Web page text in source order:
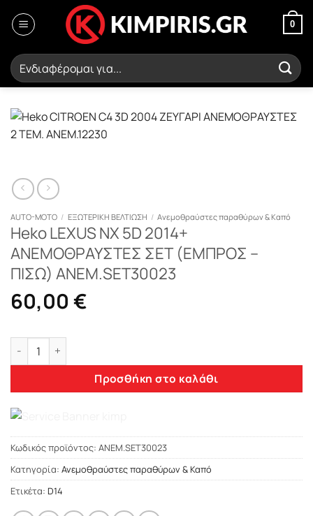
στο
0
Αναζήτηση
για:
AUTO-MOTO / ΕΞΩΤΕΡΙΚΗ ΒΕΛΤΙΩΣΗ / Ανεμοθραύστες παραθύρων & Καπό
Heko LEXUS NX 5D 2014+
ΑΝΕΜΟΘΡΑΥΣΤΕΣ ΣΕΤ (ΕΜΠΡΟΣ –
ΠΙΣΩ) ΑΝΕΜ.SET30023
60,00 €
Heko LEXUS NX 5D 2014+ ΑΝΕΜΟΘΡΑΥΣΤΕΣ ΣΕΤ (ΕΜΠΡΟΣ –
Προσθήκη στο καλάθι
Κωδικός προϊόντος: ΑΝΕΜ.SET30023
Κατηγορία: Ανεμοθραύστες παραθύρων & Καπό
Ετικέτα: D14